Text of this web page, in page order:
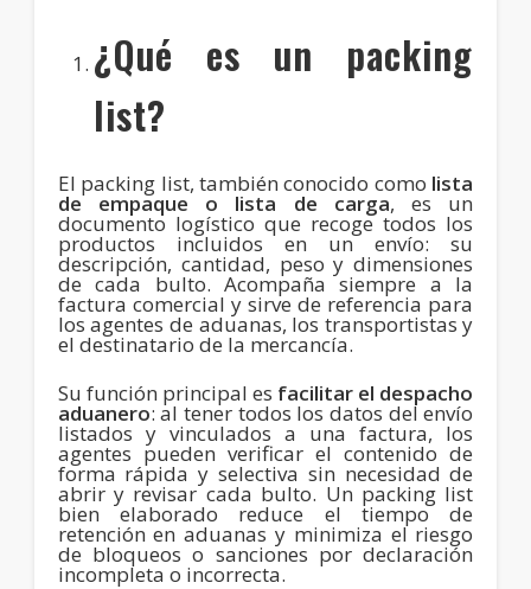
¿Qué es un packing
list?
El packing list, también conocido como lista
de empaque o lista de carga, es un
documento logístico que recoge todos los
productos incluidos en un envío: su
descripción, cantidad, peso y dimensiones
de cada bulto. Acompaña siempre a la
factura comercial y sirve de referencia para
los agentes de aduanas, los transportistas y
el destinatario de la mercancía.
Su función principal es facilitar el despacho
aduanero: al tener todos los datos del envío
listados y vinculados a una factura, los
agentes pueden verificar el contenido de
forma rápida y selectiva sin necesidad de
abrir y revisar cada bulto. Un packing list
bien elaborado reduce el tiempo de
retención en aduanas y minimiza el riesgo
de bloqueos o sanciones por declaración
incompleta o incorrecta.